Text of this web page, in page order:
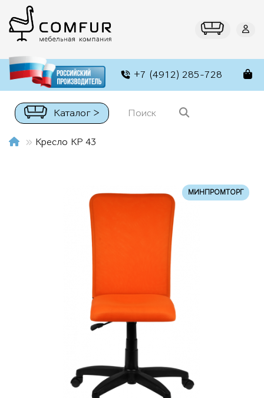
+7 (4912) 285-728
Каталог >
Кресло КР 43
МИНПРОМТОРГ